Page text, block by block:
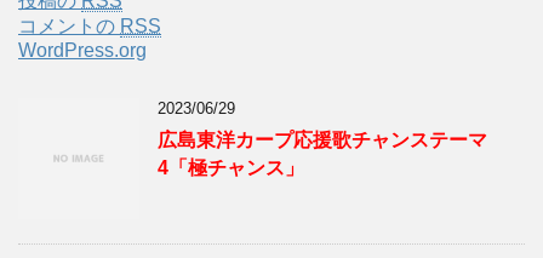
コメントの RSS
WordPress.org
2023/06/29
広島東洋カープ応援歌チャンステーマ
4「極チャンス」